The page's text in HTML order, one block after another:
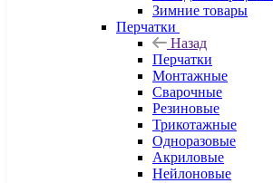
Зимние товары
Перчатки
Назад
Перчатки
Монтажные
Сварочные
Резиновые
Трикотажные
Одноразовые
Акриловые
Нейлоновые